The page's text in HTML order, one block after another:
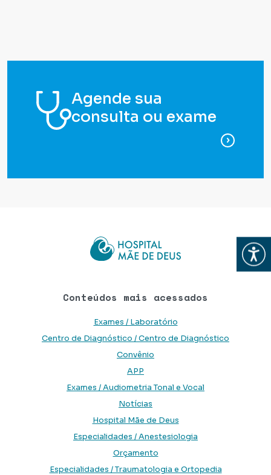
Abrir
Agende sua
consulta ou exame
para
Conteúdos mais acessados
Exames / Laboratório
Centro de Diagnóstico / Centro de Diagnóstico
Convênio
APP
Exames / Audiometria Tonal e Vocal
Notícias
Hospital Mãe de Deus
Especialidades / Anestesiologia
Orçamento
Especialidades / Traumatologia e Ortopedia